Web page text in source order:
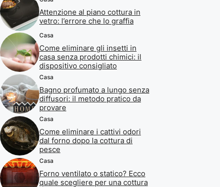
Attenzione al piano cottura in
vetro: l’errore che lo graffia
Casa
Come eliminare gli insetti in
casa senza prodotti chimici: il
dispositivo consigliato
Casa
Bagno profumato a lungo senza
diffusori: il metodo pratico da
provare
Casa
Come eliminare i cattivi odori
dal forno dopo la cottura di
pesce
Casa
Forno ventilato o statico? Ecco
quale scegliere per una cottura